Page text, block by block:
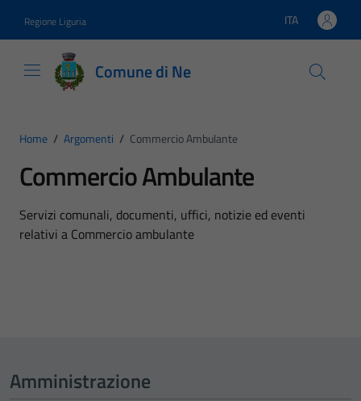
Regione Liguria Lingua attiva:
ITA
Comune di Ne
Home / Argomenti / Commercio Ambulante
Commercio Ambulante
Dettagli dell'argomento
Servizi comunali, documenti, uffici, notizie ed eventi
relativi a Commercio ambulante
Amministrazione